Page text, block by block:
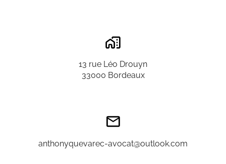
13 rue Léo Drouyn
33000 Bordeaux
anthonyquevarec-avocat@outlook.com